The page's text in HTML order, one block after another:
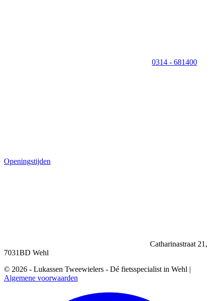
0314 - 681400
Openingstijden
Catharinastraat 21,
7031BD Wehl
© 2026 - Lukassen Tweewielers - Dé fietsspecialist in Wehl |
Algemene voorwaarden